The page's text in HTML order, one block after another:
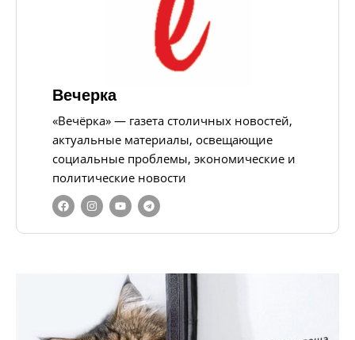
Вечерка
«Вечёрка» — газета столичных новостей,
актуальные материалы, освещающие
социальные проблемы, экономические и
политические новости